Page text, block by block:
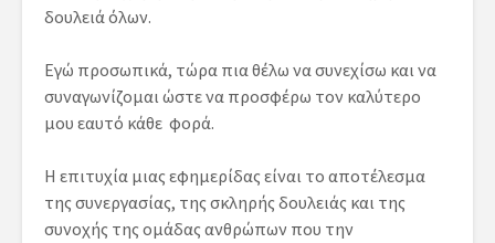
δουλειά όλων.
Εγώ προσωπικά, τώρα πια θέλω να συνεχίσω και να
συναγωνίζομαι ώστε να προσφέρω τον καλύτερο
μου εαυτό κάθε φορά.
Η επιτυχία μιας εφημερίδας είναι το αποτέλεσμα
της συνεργασίας, της σκληρής δουλειάς και της
συνοχής της ομάδας ανθρώπων που την